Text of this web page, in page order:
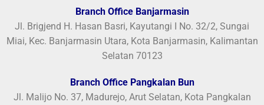
Branch Office Banjarmasin
Jl. Brigjend H. Hasan Basri, Kayutangi I No. 32/2, Sungai
Miai, Kec. Banjarmasin Utara, Kota Banjarmasin, Kalimantan
Selatan 70123
Branch Office Pangkalan Bun
Jl. Malijo No. 37, Madurejo, Arut Selatan, Kota Pangkalan